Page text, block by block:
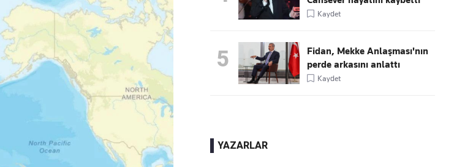
Kaydet
5
Fidan, Mekke Anlaşması'nın
perde arkasını anlattı
Kaydet
YAZARLAR